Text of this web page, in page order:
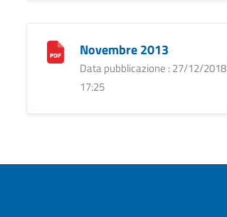
Novembre 2013
Data pubblicazione : 27/12/2018
17:25